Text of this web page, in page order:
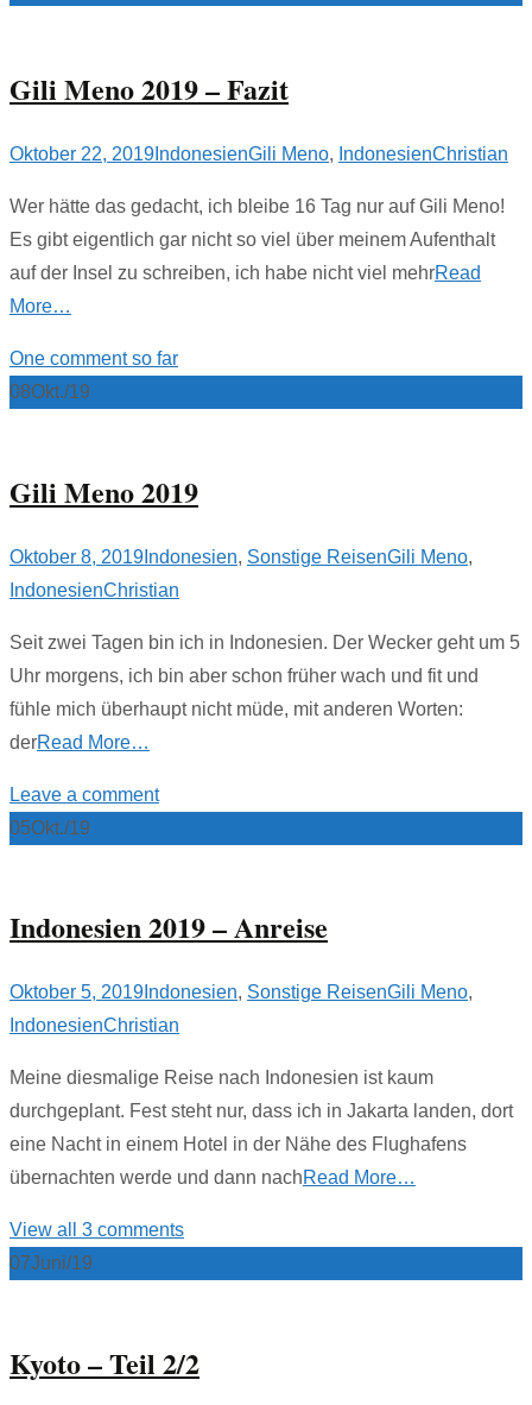
Gili Meno 2019 – Fazit
Oktober 22, 2019 IndonesienGili Meno, IndonesienChristian
Wer hätte das gedacht, ich bleibe 16 Tag nur auf Gili Meno!
Es gibt eigentlich gar nicht so viel über meinem Aufenthalt
auf der Insel zu schreiben, ich habe nicht viel mehrRead
More…
One comment so far
08Okt./19
Gili Meno 2019
Oktober 8, 2019 Indonesien, Sonstige ReisenGili Meno,
IndonesienChristian
Seit zwei Tagen bin ich in Indonesien. Der Wecker geht um 5
Uhr morgens, ich bin aber schon früher wach und fit und
fühle mich überhaupt nicht müde, mit anderen Worten:
derRead More…
Leave a comment
05Okt./19
Indonesien 2019 – Anreise
Oktober 5, 2019 Indonesien, Sonstige ReisenGili Meno,
IndonesienChristian
Meine diesmalige Reise nach Indonesien ist kaum
durchgeplant. Fest steht nur, dass ich in Jakarta landen, dort
eine Nacht in einem Hotel in der Nähe des Flughafens
übernachten werde und dann nachRead More…
View all 3 comments
07Juni/19
Kyoto – Teil 2/2